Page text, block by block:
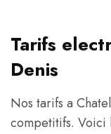
Tarifs
Denis
Nos tarifs a
competitifs. Voici